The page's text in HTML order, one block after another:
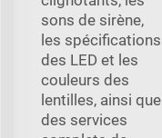
sons de sirène,
les spécifications
des LED et les
couleurs des
lentilles, ainsi que
des services